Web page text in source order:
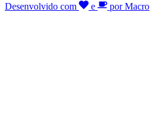
Desenvolvido com e por Macro